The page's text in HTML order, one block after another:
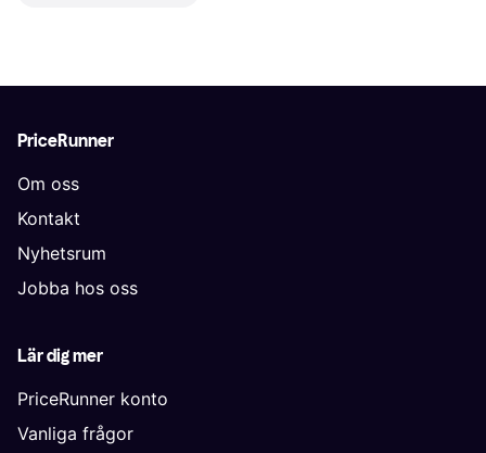
PriceRunner
Om oss
Kontakt
Nyhetsrum
Jobba hos oss
Lär dig mer
PriceRunner konto
Vanliga frågor